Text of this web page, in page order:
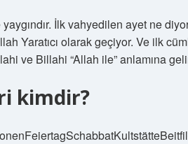
İlk vahyedilen ayet ne
Yaratıcı olarak geçiyor. Ve ilk
ve Billahi “Allah ile” anlamına
kimdir?